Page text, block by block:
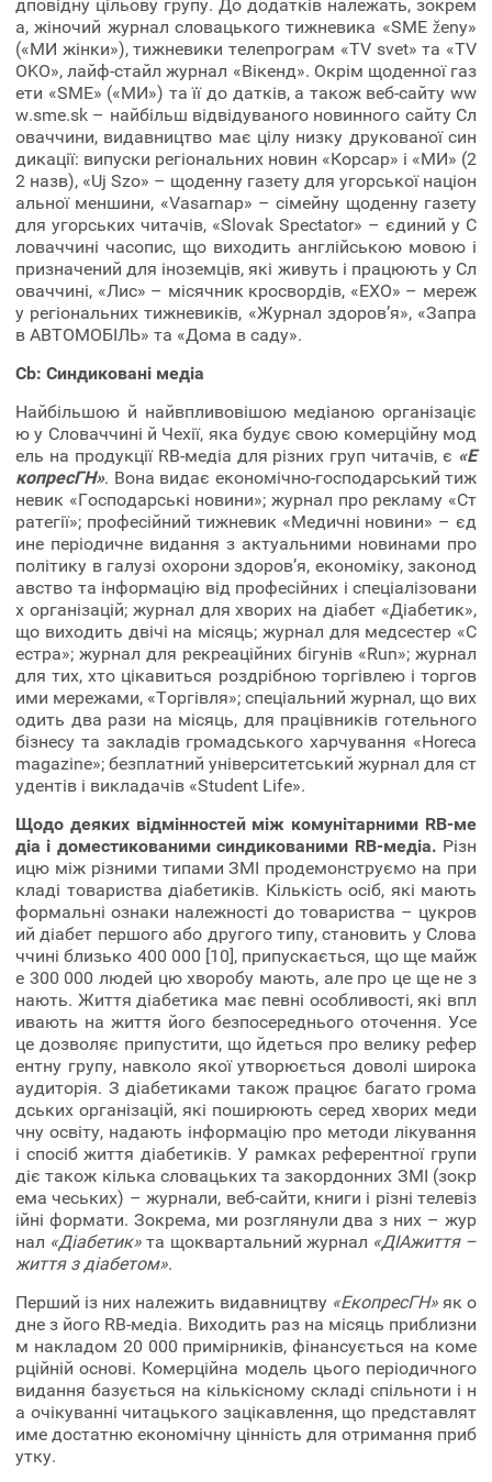
дповідну цільову групу. До додатків належать, зокрем
а, жіночий журнал словацького тижневика «SME ženy»
(«МИ жінки»), тижневики телепрограм «TV svet» тa «TV
OKO», лайф-стайл журнал «Вікенд». Окрім щоденної газ
ети «SME» («МИ») та її до датків, а також веб-сайту ww
w.sme.sk – найбільш відвідуваного новинного сайту Сл
оваччини, видавництво має цілу низку друкованої син
дикації: випуски регіональних новин «Корсар» і «МИ» (2
2 назв), «Uj Szo» – щоденну газету для угорської націон
альної меншини, «Vasarnap» – сімейну щоденну газету
для угорських читачів, «Slovak Spectator» – єдиний у С
ловаччині часопис, що виходить англійською мовою і
призначений для іноземців, які живуть і працюють у Сл
оваччині, «Лис» – місячник кросвордів, «ЕХО» – мереж
у регіональних тижневиків, «Журнал здоров’я», «Запра
в АВТОМОБІЛЬ» та «Дома в саду».
Cb: Синдиковані медіа
Найбільшою й найвпливовішою медіаною організаціє
ю у Словаччині й Чехії, яка будує свою комерційну мод
ель на продукції RB-медіа для різних груп читачів, є «Е
копресГН». Вона видає економічно-господарський тиж
невик «Господарські новини»; журнал про рекламу «Ст
ратегії»; професійний тижневик «Медичні новини» – єд
ине періодичне видання з актуальними новинами про
політику в галузі охорони здоров’я, економіку, законод
авство та інформацію від професійних і спеціалізовани
х організацій; журнал для хворих на діабет «Діабетик»,
що виходить двічі на місяць; журнал для медсестер «С
естра»; журнал для рекреаційних бігунів «Run»; журнал
для тих, хто цікавиться роздрібною торгівлею і торгов
ими мережами, «Торгівля»; спеціальний журнал, що вих
одить два рази на місяць, для працівників готельного
бізнесу та закладів громадського харчування «Horeca
magazine»; безплатний університетський журнал для ст
удентів і викладачів «Student Life».
Щодо деяких відмінностей між комунітарними RB-ме
діа і доместикованими синдикованими RB-медіа. Різн
ицю між різними типами ЗМІ продемонструємо на при
кладі товариства діабетиків. Кількість осіб, які мають
формальні ознаки належності до товариства – цукров
ий діабет першого або другого типу, становить у Слова
ччині близько 400 000 [10], припускається, що ще майж
е 300 000 людей цю хворобу мають, але про це ще не з
нають. Життя діабетика має певні особливості, які впл
ивають на життя його безпосереднього оточення. Усе
це дозволяє припустити, що йдеться про велику рефер
ентну групу, навколо якої утворюється доволі широка
аудиторія. З діабетиками також працює багато грома
дських організацій, які поширюють серед хворих меди
чну освіту, надають інформацію про методи лікування
і спосіб життя діабетиків. У рамках референтної групи
діє також кілька словацьких та закордонних ЗМІ (зокр
ема чеських) – журнали, веб-сайти, книги і різні телевіз
ійні формати. Зокрема, ми розглянули два з них – жур
нал «Діабетик»та щоквартальний журнал «ДІАжиття –
життя з діабетом».
Перший із них належить видавництву «ЕкопресГН» як о
дне з його RB-медіа. Виходить раз на місяць приблизни
м накладом 20 000 примірників, фінансується на коме
рційній основі. Комерційна модель цього періодичного
видання базується на кількісному складі спільноти і н
а очікуванні читацького зацікавлення, що представлят
име достатню економічну цінність для отримання приб
утку.